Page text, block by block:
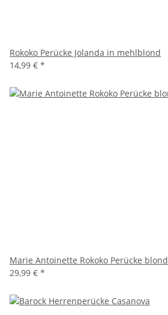
Rokoko Perücke Jolanda in mehlblond
14,99 € *
Marie Antoinette Rokoko Perücke blond
29,99 € *